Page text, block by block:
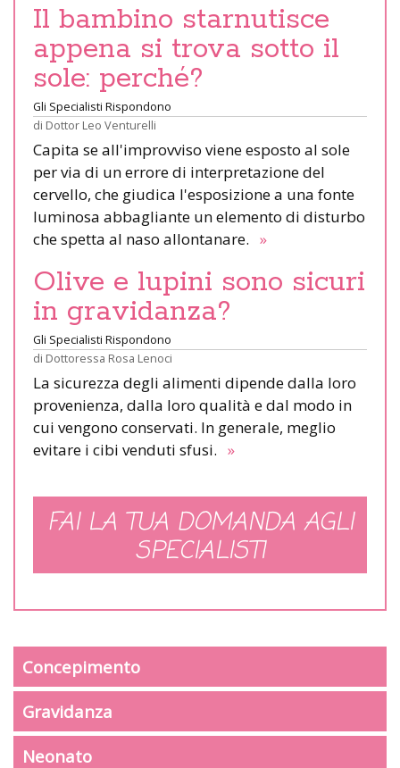
Il bambino starnutisce
appena si trova sotto il
sole: perché?
Gli Specialisti Rispondono
di Dottor Leo Venturelli
Capita se all'improvviso viene esposto al sole
per via di un errore di interpretazione del
cervello, che giudica l'esposizione a una fonte
luminosa abbagliante un elemento di disturbo
che spetta al naso allontanare. »
Olive e lupini sono sicuri
in gravidanza?
Gli Specialisti Rispondono
di Dottoressa Rosa Lenoci
La sicurezza degli alimenti dipende dalla loro
provenienza, dalla loro qualità e dal modo in
cui vengono conservati. In generale, meglio
evitare i cibi venduti sfusi. »
FAI LA TUA DOMANDA AGLI
SPECIALISTI
Concepimento
Gravidanza
Neonato